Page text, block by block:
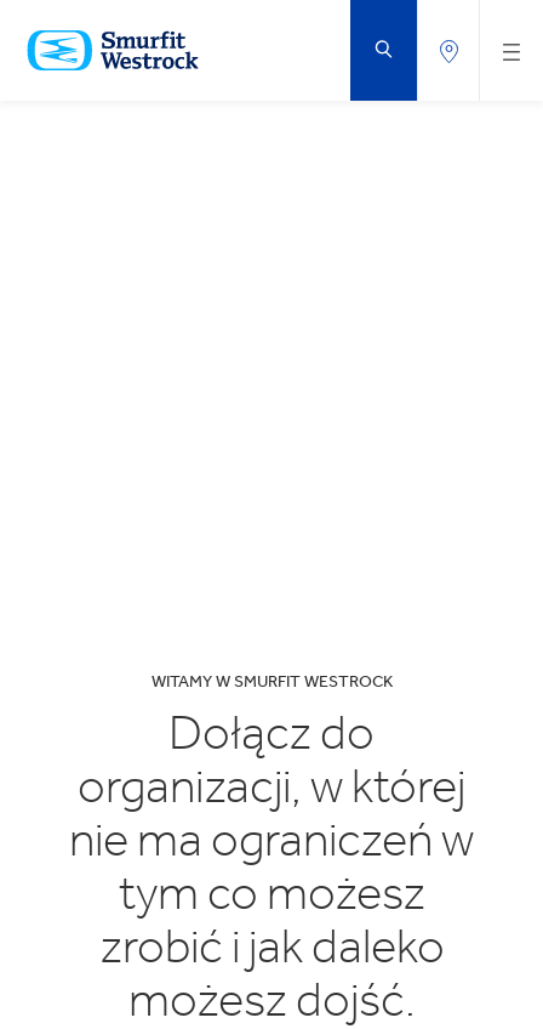
DO
GŁÓWNEJ
ZAWARTOŚCI
WITAMY W SMURFIT WESTROCK
Dołącz do
organizacji, w której
nie ma ograniczeń w
tym co możesz
zrobić i jak daleko
możesz dojść.